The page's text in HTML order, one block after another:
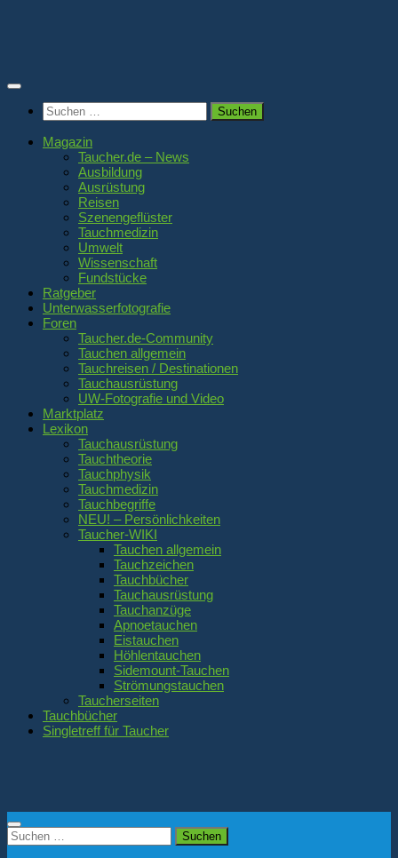
Suchen
nach:
Magazin
Taucher.de – News
Ausbildung
Ausrüstung
Reisen
Szenengeflüster
Tauchmedizin
Umwelt
Wissenschaft
Fundstücke
Ratgeber
Unterwasserfotografie
Foren
Taucher.de-Community
Tauchen allgemein
Tauchreisen / Destinationen
Tauchausrüstung
UW-Fotografie und Video
Marktplatz
Lexikon
Tauchausrüstung
Tauchtheorie
Tauchphysik
Tauchmedizin
Tauchbegriffe
NEU! – Persönlichkeiten
Taucher-WIKI
Tauchen allgemein
Tauchzeichen
Tauchbücher
Tauchausrüstung
Tauchanzüge
Apnoetauchen
Eistauchen
Höhlentauchen
Sidemount-Tauchen
Strömungstauchen
Taucherseiten
Tauchbücher
Singletreff für Taucher
Suchen
nach: